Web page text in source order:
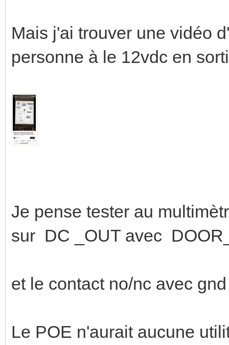
Mais j'ai trouver une vidéo
personne à le 12vdc en
Je pense tester au
sur DC _OUT avec
et le contact no/nc avec
Le POE n'aurait aucune